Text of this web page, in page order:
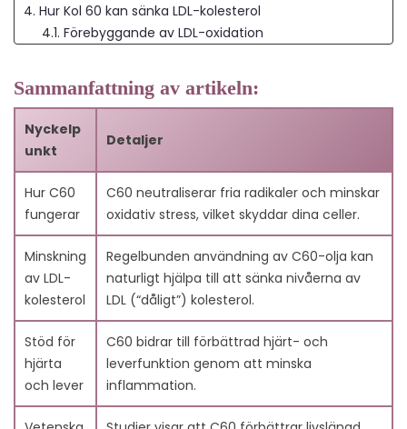
4. Hur Kol 60 kan sänka LDL-kolesterol
4.1. Förebyggande av LDL-oxidation
kardiovaskulär prevention
4.3. Minskning av skador från fria radikaler
4.4. Stöd för cellfunktion
5. Ytterligare hälsofördelar med Kol 60
5.2. Stöd för immunsystemet
5.3. Potentiella anti-aging-egenskaper
6. Sätt att Inkludera Kol 60
6.1. C60-infunderade oljor (olivolja, kokosolja)
6.2. C60-tillskott
7. Försiktighet och överväganden
7.1. Möjliga biverkningar
7.2. Vikten av att rådfråga en vårdprofessionell
8. Slutsats
9. Vanliga frågor
Sammanfattning av artikeln:
Nyckelp
unkt
Detaljer
Hur C60
fungerar
C60 neutraliserar fria radikaler och minskar
oxidativ stress, vilket skyddar dina celler.
Minskning
av LDL-
kolesterol
Regelbunden användning av C60-olja kan
naturligt hjälpa till att sänka nivåerna av
LDL (“dåligt”) kolesterol.
Stöd för
hjärta
och lever
C60 bidrar till förbättrad hjärt- och
leverfunktion genom att minska
inflammation.